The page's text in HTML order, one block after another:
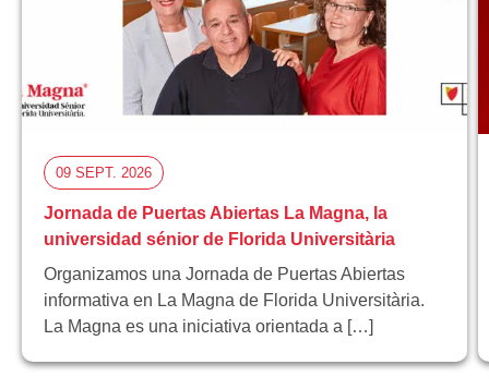
09 SEPT. 2026
Jornada de Puertas Abiertas La Magna, la
universidad sénior de Florida Universitària
Organizamos una Jornada de Puertas Abiertas
informativa en La Magna de Florida Universitària.
La Magna es una iniciativa orientada a […]